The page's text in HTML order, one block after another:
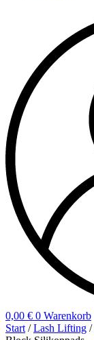
0,00 € 0 Warenkorb
Start /Lash Lifting /